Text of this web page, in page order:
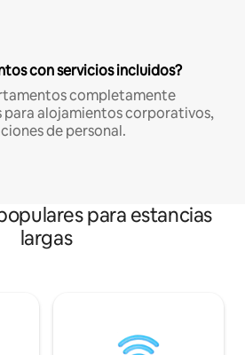
con servicios incluidos?
completamente
para alojamientos corporativos,
de personal.
para estancias
largas